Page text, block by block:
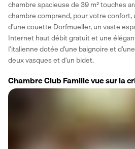
chambre spacieuse de 39 m² touches
chambre comprend, pour votre confort,
d’une couette Dorfmueller, un vaste
Internet haut débit gratuit et une
l’italienne dotée d’une baignoire et
deux vasques et d’un bidet.
Chambre Club Famille vue sur la